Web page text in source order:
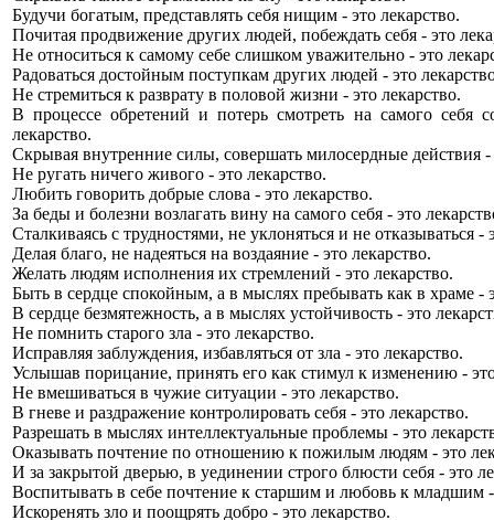
Будучи богатым, представлять себя нищим - это лекарство.
Почитая продвижение других людей, побеждать себя - это
Не относиться к самому себе слишком уважительно - это
Радоваться достойным поступкам других людей - это
Не стремиться к разврату в половой жизни - это лекарство.
В процессе обретений и потерь смотреть на самого себя
лекарство.
Скрывая внутренние силы, совершать милосердные действия -
Не ругать ничего живого - это лекарство.
Любить говорить добрые слова - это лекарство.
За беды и болезни возлагать вину на самого себя - это
Сталкиваясь с трудностями, не уклоняться и не отказываться -
Делая благо, не надеяться на воздаяние - это лекарство.
Желать людям исполнения их стремлений - это лекарство.
Быть в сердце спокойным, а в мыслях пребывать как в храме -
В сердце безмятежность, а в мыслях устойчивость - это
Не помнить старого зла - это лекарство.
Исправляя заблуждения, избавляться от зла - это лекарство.
Услышав порицание, принять его как стимул к изменению -
Не вмешиваться в чужие ситуации - это лекарство.
В гневе и раздражение контролировать себя - это лекарство.
Разрешать в мыслях интеллектуальные проблемы - это
Оказывать почтение по отношению к пожилым людям - это
И за закрытой дверью, в уединении строго блюсти себя - это
Воспитывать в себе почтение к старшим и любовь к младшим -
Искоренять зло и поощрять добро - это лекарство.